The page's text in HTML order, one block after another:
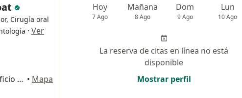
Cirugía oral
· Ver
Calle 5d #38a-35 torre 1 of 741 Edificio Vida, Cali • Mapa
Hoy
7 Ago
Mañana
8 Ago
Dom
9 Ago
Lun
10 Ago
La reserva de citas en línea no está
disponible
Mostrar perfil